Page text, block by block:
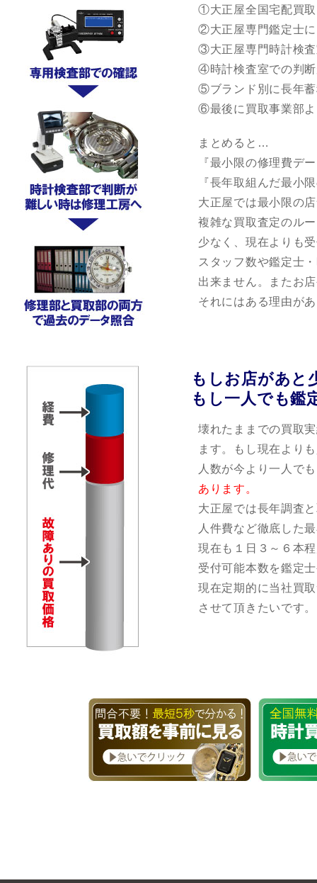
①大正屋全国宅配買
②大正屋専門鑑定士
③大正屋専門時計検
④時計検査室での判
⑤ブランド別に長年
⑥最後に買取事業部
まとめると…
『最小限の修理費デ
『長年取組んだ最小
大正屋では最小限の
複雑な買取査定のル
少なく、現在よりも
スタッフ数や鑑定士
出来ません。またお
それにはある理由が
もしお店があ
もし一人でも鑑
壊れたままでの買取
ます。もし現在より
人数が今より一人で
あります。
大正屋では長年調査
人件費など徹底した
現在も１日３～６本
受付可能本数を鑑定
現在定期的に当社買
させて頂きたいです。